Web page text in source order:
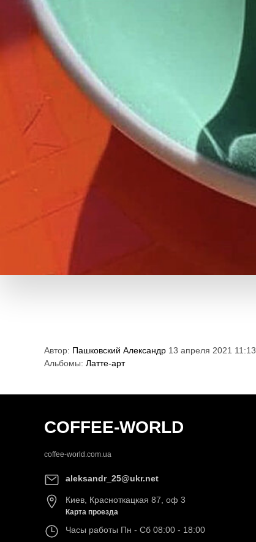
Автор: Пашковский Александр 13 апреля 2021 11:13
Альбомы: Латте-арт
COFFEE-WORLD
coffee-world.com.ua
aleksandr_25@ukr.net
Киев, Красноткацкая 87, оф 3
Карта проезда
Часы работы Пн - Сб 08:00 - 18:00